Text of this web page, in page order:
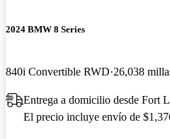
2024 BMW 8 Series
840i Convertible RWD 26,038
Entrega a domicilio desde Fort
El precio incluye envío de